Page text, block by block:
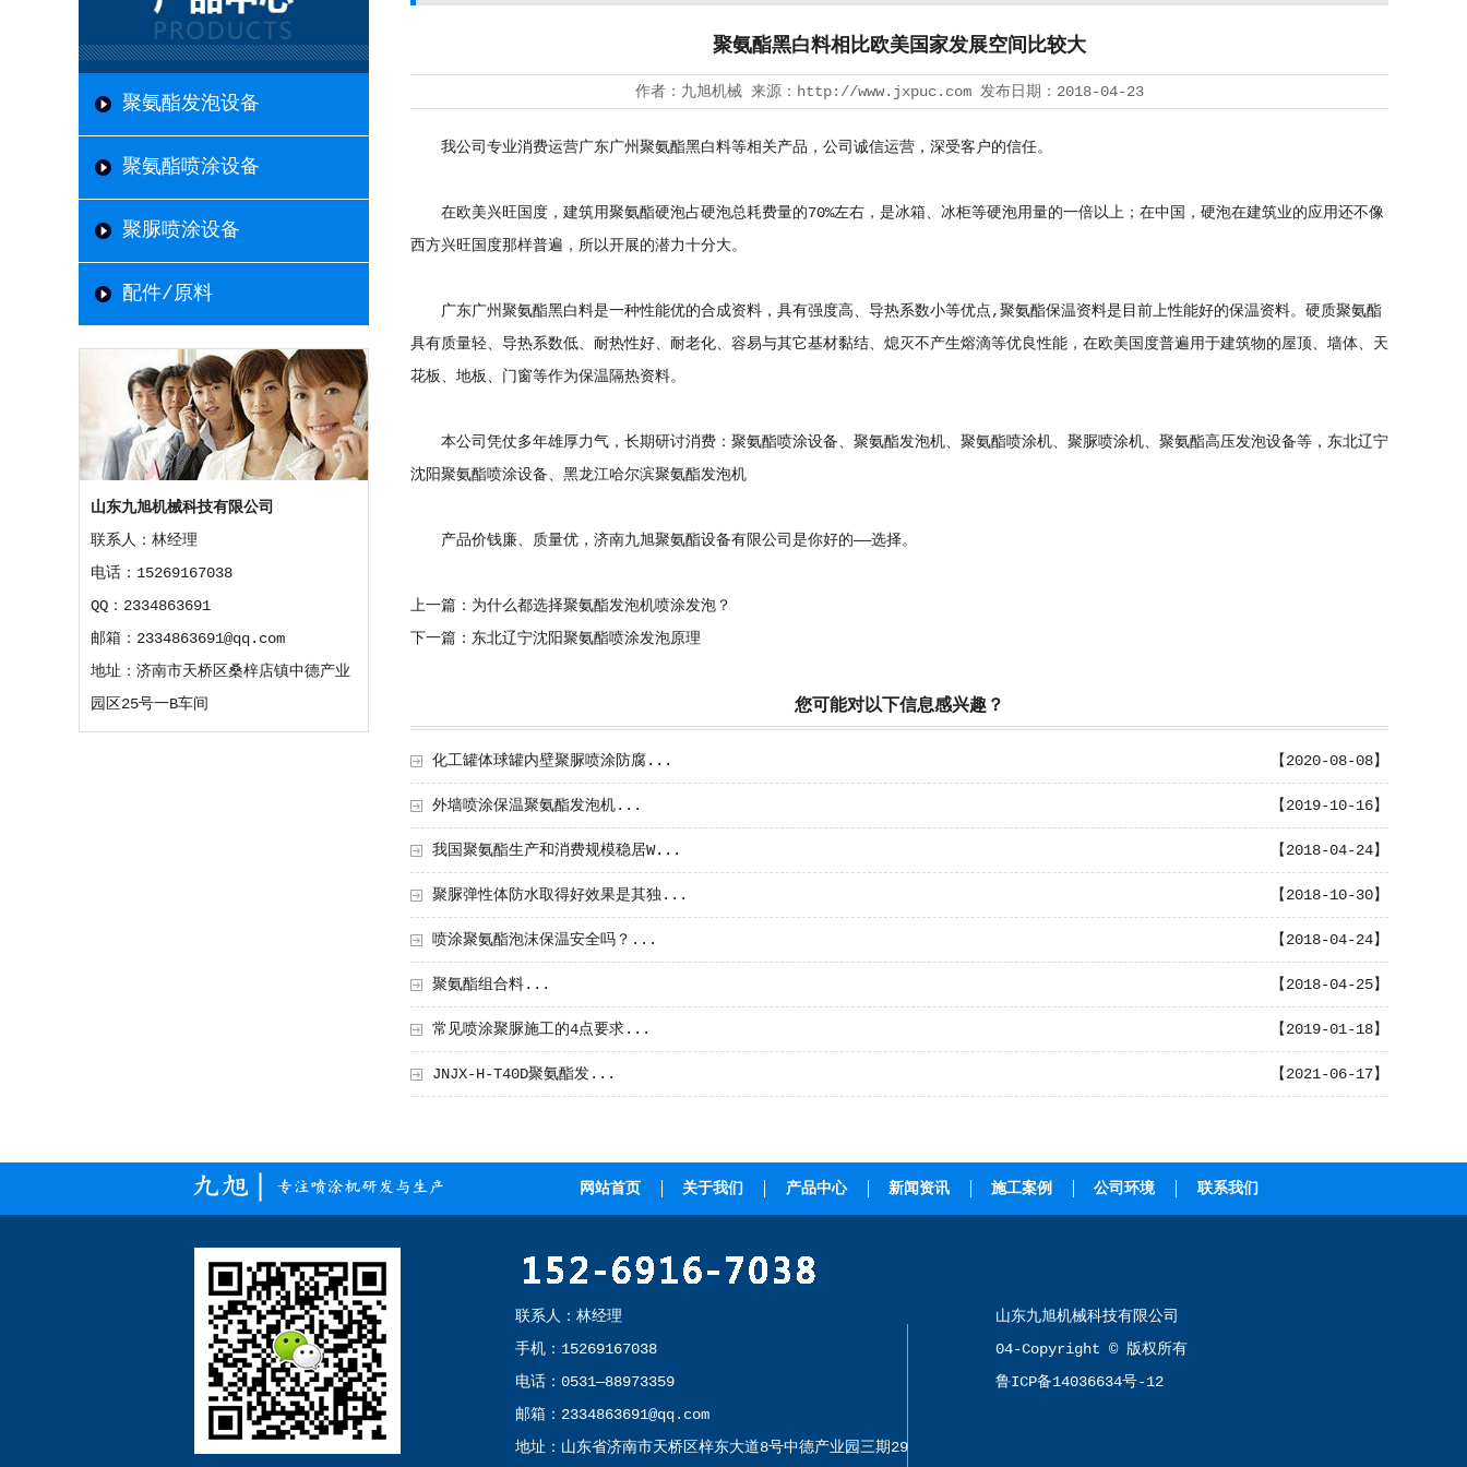
聚氨酯发泡设备
聚氨酯喷涂设备
聚脲喷涂设备
配件/原料
山东九旭机械科技有限公司
联系人：林经理
电话：15269167038
QQ：2334863691
邮箱：2334863691@qq.com
地址：济南市天桥区桑梓店镇中德产业
园区25号一B车间
聚氨酯黑白料相比欧美国家发展空间比较大
作者：九旭机械 来源：http://www.jxpuc.com 发布日期：2018-04-23
我公司专业消费运营广东广州聚氨酯黑白料等相关产品，公司诚信运营，深受客户的信任。
在欧美兴旺国度，建筑用聚氨酯硬泡占硬泡总耗费量的70%左右，是冰箱、冰柜等硬泡用量的一倍以上；在中国，硬泡在建筑业的应用还不像
西方兴旺国度那样普遍，所以开展的潜力十分大。
广东广州聚氨酯黑白料是一种性能优的合成资料，具有强度高、导热系数小等优点,聚氨酯保温资料是目前上性能好的保温资料。硬质聚氨酯
具有质量轻、导热系数低、耐热性好、耐老化、容易与其它基材黏结、熄灭不产生熔滴等优良性能，在欧美国度普遍用于建筑物的屋顶、墙体、天
花板、地板、门窗等作为保温隔热资料。
本公司凭仗多年雄厚力气，长期研讨消费： 聚氨酯喷涂设备、 聚氨酯发泡机、 聚氨酯喷涂机、 聚脲喷涂机、聚氨酯高压发泡设备等，东北辽宁
沈阳聚氨酯喷涂设备、黑龙江哈尔滨聚氨酯发泡机
产品价钱廉、质量优，济南九旭聚氨酯设备有限公司是你好的——选择。
上一篇：为什么都选择聚氨酯发泡机喷涂发泡？
下一篇：东北辽宁沈阳聚氨酯喷涂发泡原理
您可能对以下信息感兴趣？
【2020-08-08】
化工罐体球罐内壁聚脲喷涂防腐...
【2019-10-16】
外墙喷涂保温聚氨酯发泡机...
【2018-04-24】
我国聚氨酯生产和消费规模稳居W...
【2018-10-30】
聚脲弹性体防水取得好效果是其独...
【2018-04-24】
喷涂聚氨酯泡沫保温安全吗？...
【2018-04-25】
聚氨酯组合料...
【2019-01-18】
常见喷涂聚脲施工的4点要求...
【2021-06-17】
JNJX-H-T40D聚氨酯发...
网站首页 关于我们 产品中心 新闻资讯 施工案例 公司环境 联系我们
联系人：林经理
手机：15269167038
电话：0531—88973359
邮箱：2334863691@qq.com
地址：山东省济南市天桥区梓东大道8号中德产业园三期29
山东九旭机械科技有限公司
04-Copyright © 版权所有
鲁ICP备14036634号-12